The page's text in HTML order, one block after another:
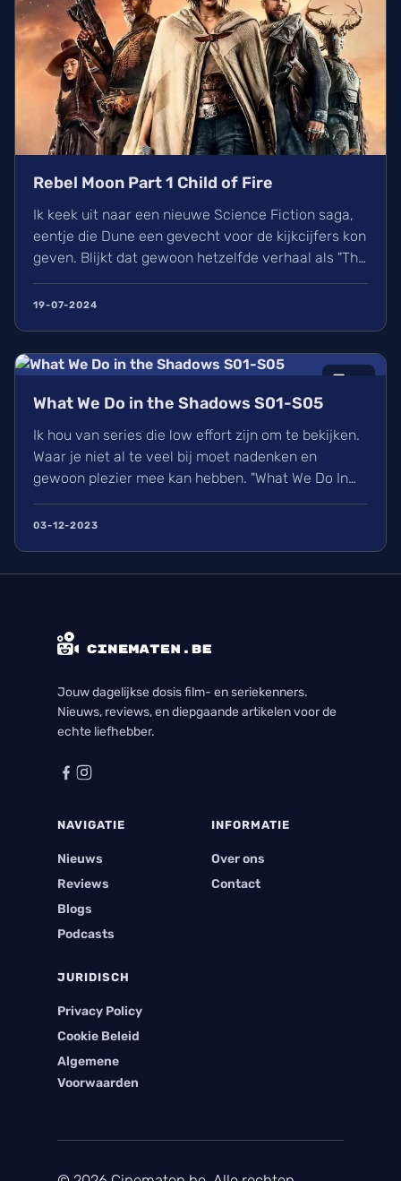
Rebel Moon Part 1 Child of Fire
Ik keek uit naar een nieuwe Science Fiction saga,
eentje die Dune een gevecht voor de kijkcijfers kon
geven. Blijkt dat gewoon hetzelfde verhaal als "The
Seven Samurai" of "The Magnificent Seven" te
nemen en er wat elementen uit Star Wars en mooie
Fire vond ik mooi gemaakt maar saai gesmaakt.
19-07-2024
7
What We Do in the Shadows S01-S05
Ik hou van series die low effort zijn om te bekijken.
Waar je niet al te veel bij moet nadenken en
gewoon plezier mee kan hebben. "What We Do In
The Shadows" paste perfect in dit plaatje. Maar
doet het genoeg om mij vijf seizoenen geboeid
03-12-2023
Jouw dagelijkse dosis film- en seriekenners.
Nieuws, reviews, en diepgaande artikelen voor de
echte liefhebber.
NAVIGATIE
Nieuws
Reviews
Blogs
Podcasts
INFORMATIE
Over ons
Contact
JURIDISCH
Privacy Policy
Cookie Beleid
Algemene
Voorwaarden